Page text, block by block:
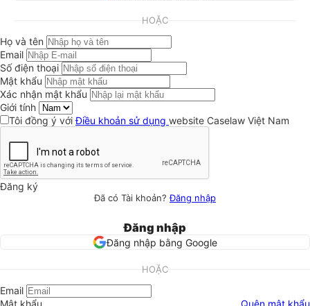
HOẶC
Họ và tên
Email
Số điện thoại
Mật khẩu
Xác nhận mật khẩu
Giới tính
Tôi đồng ý vớiĐiều khoản sử dụng website Caselaw Việt Nam
Đăng ký
Đã có Tài khoản?Đăng nhập
Đăng nhập
Đăng nhập bằng Google
HOẶC
Email
Mật khẩu
Quên mật khẩu